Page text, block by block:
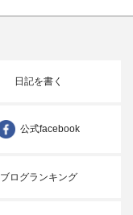
日記を書く
公式facebook
ブログランキング